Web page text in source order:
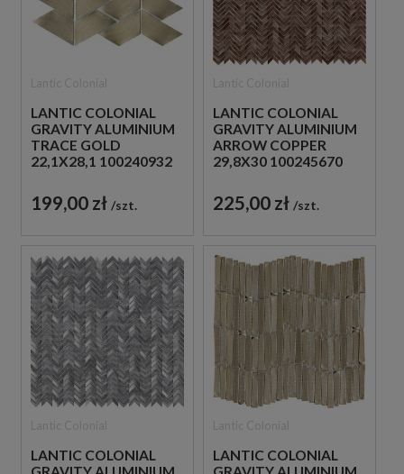
LANTIC COLONIAL
GRAVITY ALUMINIUM
TRACE GOLD
22,1X28,1 100240932
199,00 zł szt.
LANTIC COLONIAL
GRAVITY ALUMINIUM
ARROW COPPER
29,8X30 100245670
SZCZOTKOWANA
225,00 zł szt.
LANTIC COLONIAL
LANTIC COLONIAL